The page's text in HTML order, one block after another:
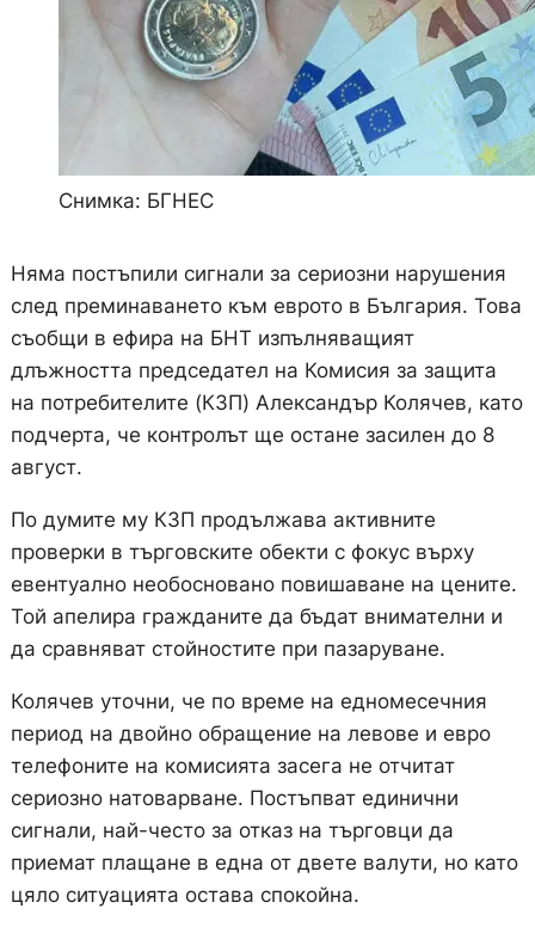
Снимка: БГНЕС
Няма постъпили сигнали за сериозни нарушения
след преминаването към еврото в България. Това
съобщи в ефира на БНТ изпълняващият
длъжността председател на Комисия за защита
на потребителите (КЗП) Александър Колячев, като
подчерта, че контролът ще остане засилен до 8
август.
По думите му КЗП продължава активните
проверки в търговските обекти с фокус върху
евентуално необосновано повишаване на цените.
Той апелира гражданите да бъдат внимателни и
да сравняват стойностите при пазаруване.
Колячев уточни, че по време на едномесечния
период на двойно обращение на левове и евро
телефоните на комисията засега не отчитат
сериозно натоварване. Постъпват единични
сигнали, най-често за отказ на търговци да
приемат плащане в една от двете валути, но като
цяло ситуацията остава спокойна.